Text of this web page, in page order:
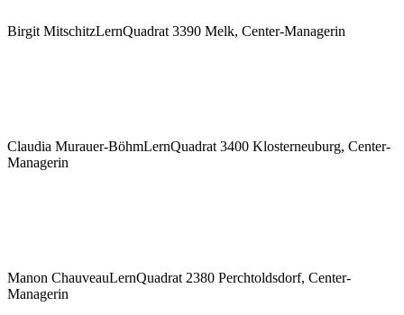
Birgit MitschitzLernQuadrat 3390 Melk, Center-Managerin
Claudia Murauer-BöhmLernQuadrat 3400 Klosterneuburg, Center-
Managerin
Manon ChauveauLernQuadrat 2380 Perchtoldsdorf, Center-
Managerin